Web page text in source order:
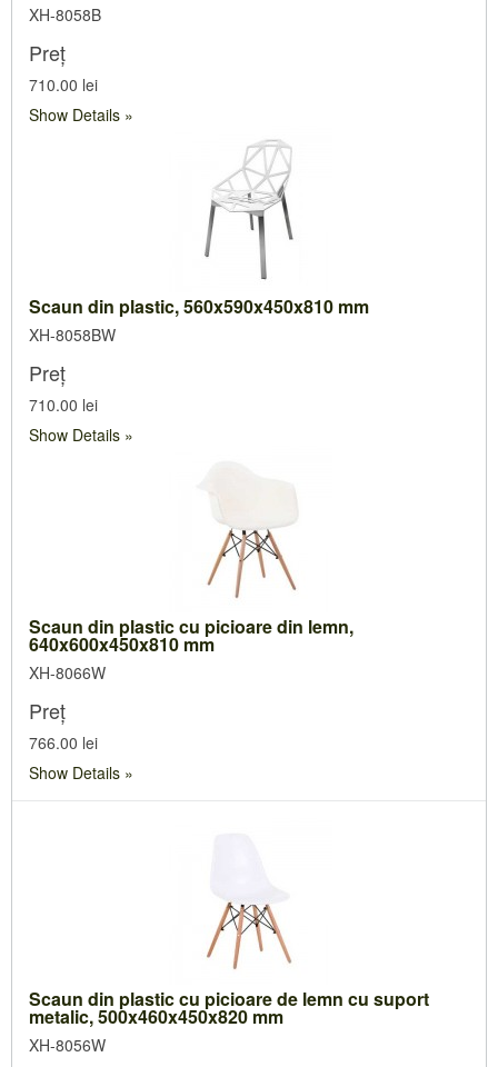
XH-8058B
Preț
710.00 lei
Show Details
Scaun din plastic, 560x590x450x810 mm
XH-8058BW
Preț
710.00 lei
Show Details
Scaun din plastic cu picioare din lemn,
640x600x450x810 mm
XH-8066W
Preț
766.00 lei
Show Details
Scaun din plastic cu picioare de lemn cu suport
metalic, 500x460x450x820 mm
XH-8056W